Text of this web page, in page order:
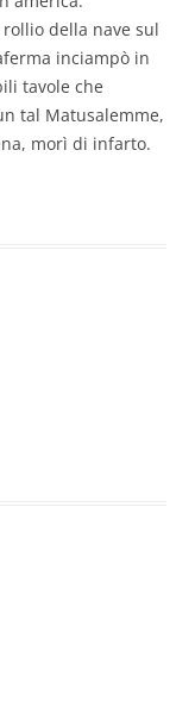
della nave sul
inciampò in
tavole che
tal Matusalemme,
morì di infarto.